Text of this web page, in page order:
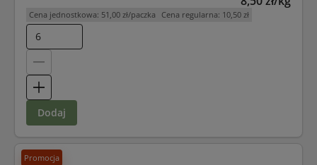
Cena jednostkowa: 51,00 zł/paczka Cena regularna: 10,50 zł
dodaj
Promocja